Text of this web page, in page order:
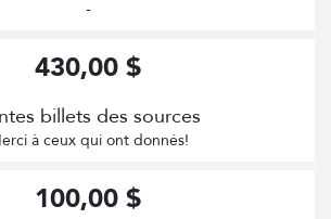
-
billets des sources
à ceux qui ont donnés!
430,00 $
100,00 $